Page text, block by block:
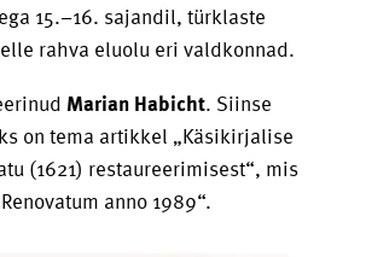
15.–16. sajandil, türklaste
rahva eluolu eri valdkonnad.
Marian Habicht. Siinse
on tema artikkel „Käsikirjalise
(1621) restaureerimisest“, mis
anno 1989“.